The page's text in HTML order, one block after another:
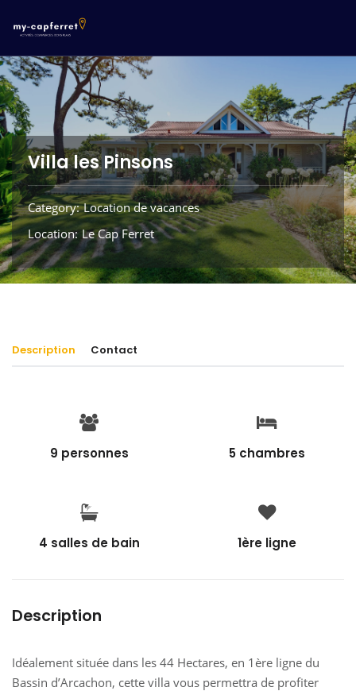
Villa les Pinsons
Category Location de vacances
Location Le Cap Ferret
Description Contact
9 personnes 5 chambres
4 salles de bain 1ère ligne
Description
Idéalement située dans les 44 Hectares, en 1ère ligne du
Bassin d’Arcachon, cette villa vous permettra de profiter